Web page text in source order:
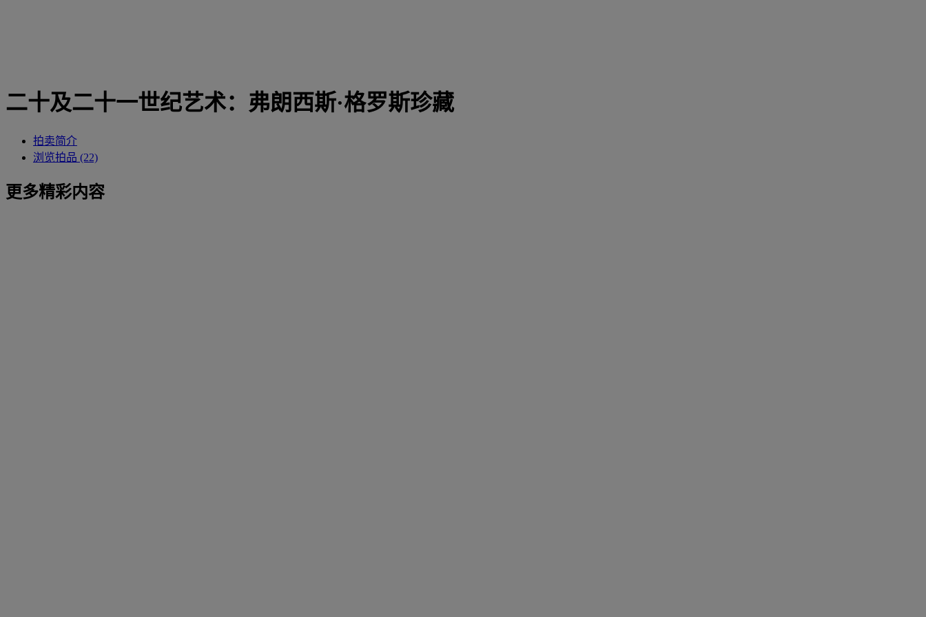
二十及二十一世纪艺术：弗朗西斯·格罗斯珍藏
拍卖简介
浏览拍品 (22)
更多精彩内容